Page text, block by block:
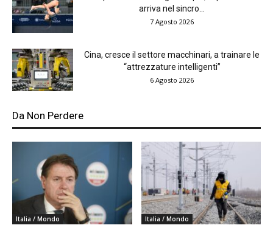
arriva nel sincro...
7 Agosto 2026
Cina, cresce il settore macchinari, a trainare le
“attrezzature intelligenti”
6 Agosto 2026
Da Non Perdere
Italia / Mondo Italia / Mondo